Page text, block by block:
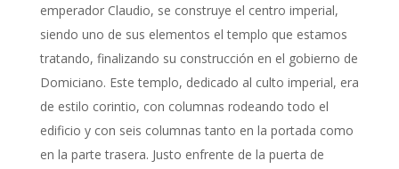
emperador Claudio, se construye el centro imperial,
siendo uno de sus elementos el templo que estamos
tratando, finalizando su construcción en el gobierno de
Domiciano. Este templo, dedicado al culto imperial, era
de estilo corintio, con columnas rodeando todo el
edificio y con seis columnas tanto en la portada como
en la parte trasera. Justo enfrente de la puerta de